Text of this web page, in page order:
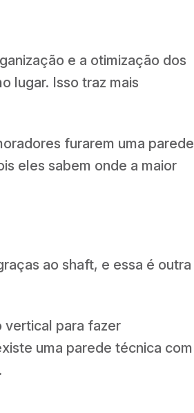
e a otimização dos
lugar. Isso traz mais
furarem uma parede
eles sabem onde a maior
ao shaft, e essa é outra
vertical para fazer
uma parede técnica com